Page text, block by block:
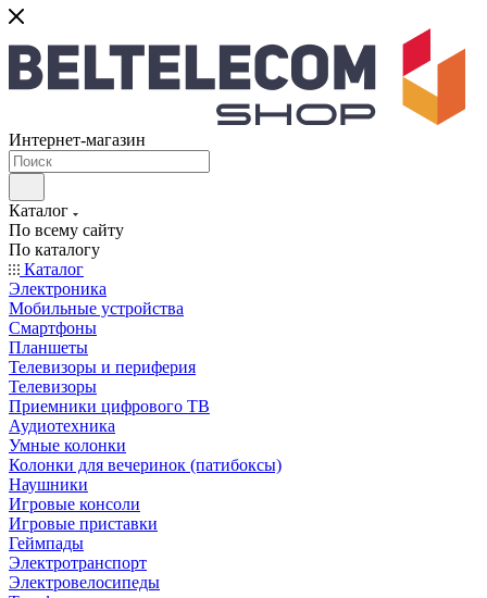
Интернет-магазин
Каталог
По всему сайту
По каталогу
Каталог
Электроника
Мобильные устройства
Смартфоны
Планшеты
Телевизоры и периферия
Телевизоры
Приемники цифрового ТВ
Аудиотехника
Умные колонки
Колонки для вечеринок (патибоксы)
Наушники
Игровые консоли
Игровые приставки
Геймпады
Электротранспорт
Электровелосипеды